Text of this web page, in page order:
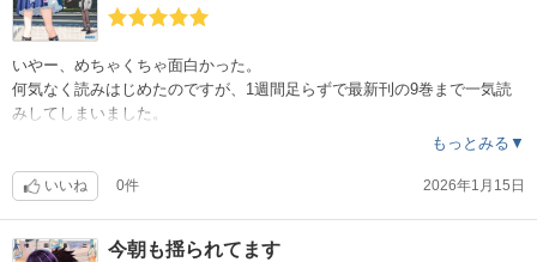
いやー、めちゃくちゃ面白かった。
何気なく読みはじめたのですが、1週間足らずで最新刊の9巻まで一気読
みしてしまいました。
異世界人が日本に来たらどう生きていくのかをコメディとして描いてい
売ヤーやカルト教団、半グレなどの社会問題に関わったり。割と重いテ
もっとみる▼
いいね 0件 2026年1月15日
今朝も揺られてます